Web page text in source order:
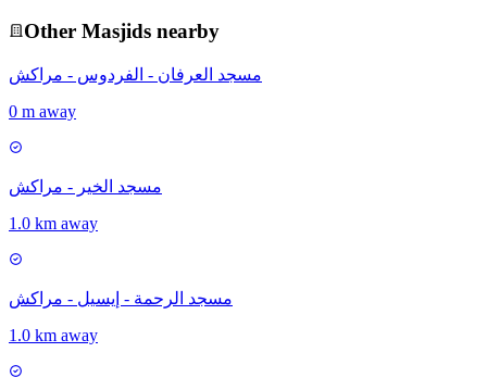
Other Masjids nearby
مسجد العرفان - الفردوس - مراكش
0 m away
مسجد الخير - مراكش
1.0 km away
مسجد الرحمة - إيسيل - مراكش
1.0 km away